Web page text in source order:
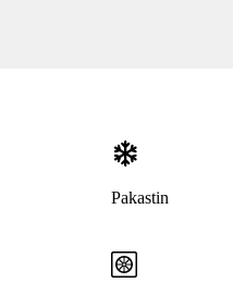
Pakastin